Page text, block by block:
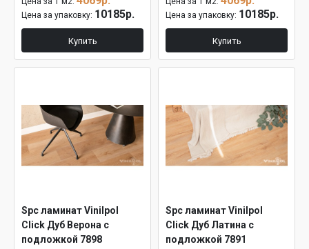
Цена за упаковку: 10185р.
Купить
Цена за упаковку: 10185р.
Купить
Spc ламинат Vinilpol
Click Дуб Верона с
подложкой 7898
Spc ламинат Vinilpol
Click Дуб Латина с
подложкой 7891